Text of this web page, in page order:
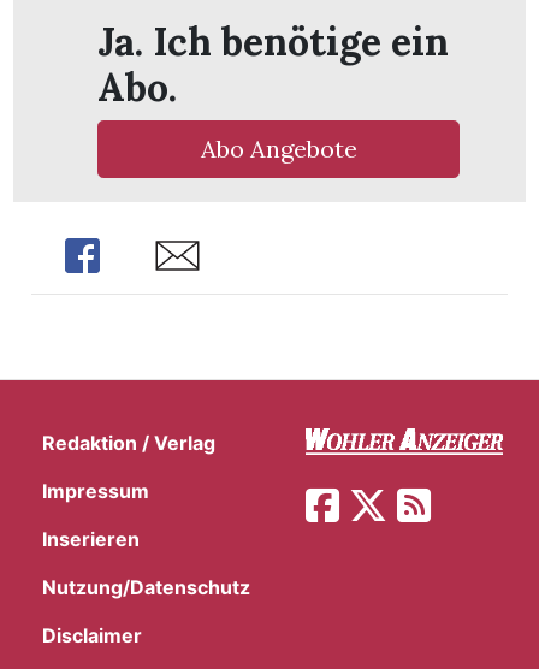
Ja. Ich benötige ein
Abo.
Abo Angebote
Share Share
Redaktion / Verlag
Impressum
Inserieren
Nutzung/Datenschutz
Disclaimer